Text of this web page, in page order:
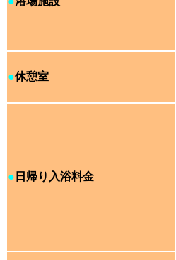
●休憩室
● 日帰り入浴料金